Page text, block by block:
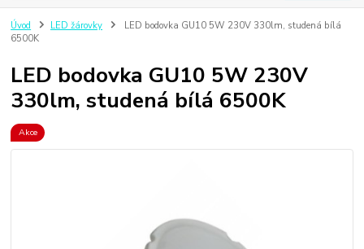
Úvod LED žárovky
LED bodovka GU10 5W 230V 330lm, studená bílá
6500K
LED bodovka GU10 5W 230V
330lm, studená bílá 6500K
Akce